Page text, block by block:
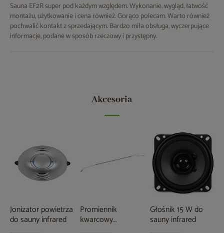
Sauna EF2R super pod każdym względem. Wykonanie, wygląd, łatwość
montażu, użytkowanie i cena również. Gorąco polecam. Warto również
pochwalić kontakt z sprzedającym. Bardzo miła obsługa, wyczerpujące
informacje, podane w sposób rzeczowy i przystępny.
Akcesoria
Jonizator powietrza
do sauny infrared
Promiennik
kwarcowy
Głośnik 15 W do
sauny infrared